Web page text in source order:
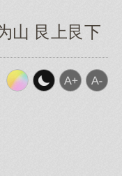
山 艮上艮下